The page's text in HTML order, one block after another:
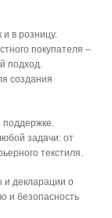
и в розницу.
покупателя –
подход.
создания
поддержке.
задачи: от
текстиля.
и декларации о
и безопасность